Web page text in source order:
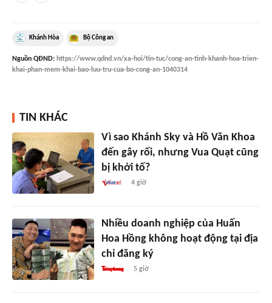
Khánh Hòa Bộ Công an
Nguồn QĐND: https://www.qdnd.vn/xa-hoi/tin-tuc/cong-an-tinh-khanh-hoa-trien-
khai-phan-mem-khai-bao-luu-tru-cua-bo-cong-an-1040314
TIN KHÁC
Vì sao Khánh Sky và Hồ Văn Khoa
đến gây rối, nhưng Vua Quạt cũng
bị khởi tố?
4 giờ
Nhiều doanh nghiệp của Huấn
Hoa Hồng không hoạt động tại địa
chỉ đăng ký
5 giờ